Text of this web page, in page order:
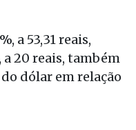
a 53,31 reais,
a 20 reais, também
dólar em relação